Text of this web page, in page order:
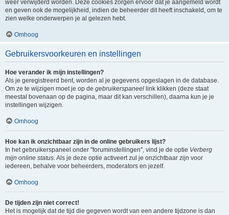
weer verwijderd worden. Deze cookies zorgen ervoor dat je aangemeld wordt
en geven ook de mogelijkheid, indien de beheerder dit heeft inschakeld, om te
zien welke onderwerpen je al gelezen hebt.
Omhoog
Gebruikersvoorkeuren en instellingen
Hoe verander ik mijn instellingen?
Als je geregistreerd bent, worden al je gegevens opgeslagen in de database.
Om ze te wijzigen moet je op de gebruikerspaneel link klikken (deze staat
meestal bovenaan op de pagina, maar dit kan verschillen), daarna kun je je
instellingen wijzigen.
Omhoog
Hoe kan ik onzichtbaar zijn in de online gebruikers lijst?
In het gebruikerspaneel onder "foruminstellingen", vind je de optie Verberg
mijn online status. Als je deze optie activeert zul je onzichtbaar zijn voor
iedereen, behalve voor beheerders, moderators en jezelf.
Omhoog
De tijden zijn niet correct!
Het is mogelijk dat de tijd die gegeven wordt van een andere tijdzone is dan